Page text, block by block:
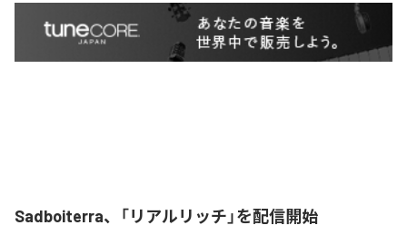
Sadboiterra、「リアルリッチ」を配信開始